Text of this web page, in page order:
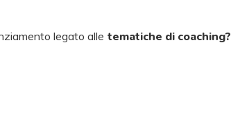
legato alle tematiche di coaching?